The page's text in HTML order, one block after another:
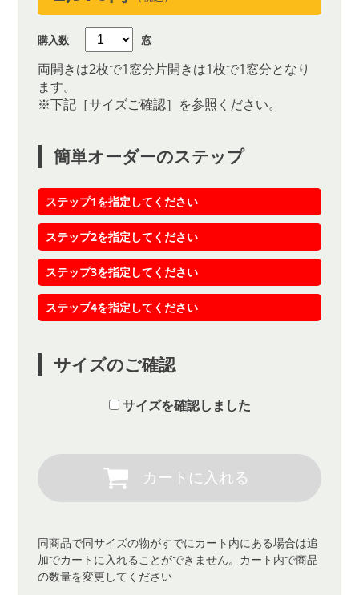
購入数 窓
両開きは2枚で1窓分片開きは1枚で1窓分となり
ます。
※下記［サイズご確認］を参照ください。
簡単オーダーのステップ
ステップ1を指定してください
ステップ2を指定してください
ステップ3を指定してください
ステップ4を指定してください
サイズのご確認
サイズを確認しました
同商品で同サイズの物がすでにカート内にある場合は追
加でカートに入れることができません。カート内で商品
の数量を変更してください